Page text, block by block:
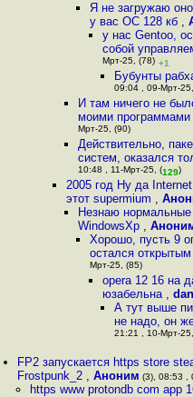
Я не загружаю
у вас ОС 128 кб ,
у нас Gentoo,
собой
Мрт-25, (78) +1
Бубунты
09:04 , 09-Мрт-
И там ничего не
моими
Мрт-25, (90)
Действительно,
систем, оказался
10:48 , 11-Мрт-25, (129)
2005 год Ну да
этот supermium ,
Незнаю
WindowsXp ,
Хорошо, пусть 9
остался
Мрт-25, (85)
opera 12 16 на
юзабельна ,
А тут выше
не надо, он
21:21 , 10-Мрт-
FP2 запускается https store
Frostpunk_2 ,Аноним (3), 08:53 ,
https www protondb com app